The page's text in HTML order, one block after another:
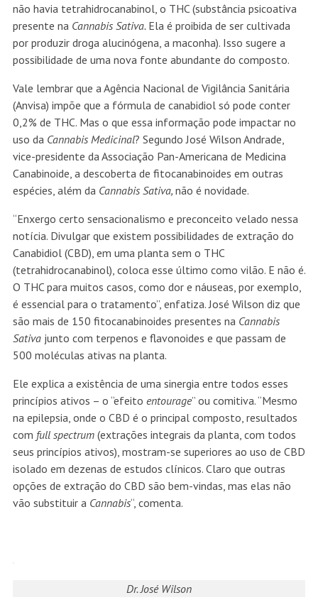
não havia tetrahidrocanabinol, o THC (substância psicoativa
presente na Cannabis Sativa. Ela é proibida de ser cultivada
por produzir droga alucinógena, a maconha). Isso sugere a
possibilidade de uma nova fonte abundante do composto.
Vale lembrar que a Agência Nacional de Vigilância Sanitária
(Anvisa) impõe que a fórmula de canabidiol só pode conter
0,2% de THC. Mas o que essa informação pode impactar no
uso da Cannabis Medicinal? Segundo José Wilson Andrade,
vice-presidente da Associação Pan-Americana de Medicina
Canabinoide, a descoberta de fitocanabinoides em outras
espécies, além da Cannabis Sativa, não é novidade.
“Enxergo certo sensacionalismo e preconceito velado nessa
notícia. Divulgar que existem possibilidades de extração do
Canabidiol (CBD), em uma planta sem o THC
(tetrahidrocanabinol), coloca esse último como vilão. E não é.
O THC para muitos casos, como dor e náuseas, por exemplo,
é essencial para o tratamento”, enfatiza. José Wilson diz que
são mais de 150 fitocanabinoides presentes na Cannabis
Sativa junto com terpenos e flavonoides e que passam de
500 moléculas ativas na planta.
Ele explica a existência de uma sinergia entre todos esses
princípios ativos – o “efeito entourage” ou comitiva. “Mesmo
na epilepsia, onde o CBD é o principal composto, resultados
com full spectrum (extrações integrais da planta, com todos
seus princípios ativos), mostram-se superiores ao uso de CBD
isolado em dezenas de estudos clínicos. Claro que outras
opções de extração do CBD são bem-vindas, mas elas não
vão substituir a Cannabis“, comenta.
Dr. José Wilson